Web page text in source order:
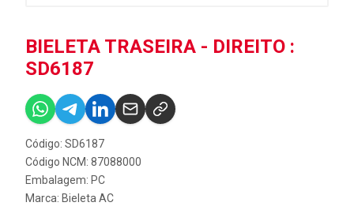
BIELETA TRASEIRA - DIREITO :
SD6187
Código: SD6187
Código NCM: 87088000
Embalagem: PC
Marca: Bieleta AC